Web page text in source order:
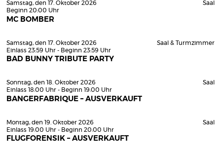
Samstag, den 17. Oktober 2026
Beginn 20:00 Uhr
MC BOMBER
Saal
Samstag, den 17. Oktober 2026
Einlass 23:59 Uhr - Beginn 23:59 Uhr
BAD BUNNY TRIBUTE PARTY
Saal & Turmzimmer
Sonntag, den 18. Oktober 2026
Einlass 18:00 Uhr - Beginn 19:00 Uhr
BANGERFABRIQUE – AUSVERKAUFT
Saal
Montag, den 19. Oktober 2026
Einlass 19:00 Uhr - Beginn 20:00 Uhr
FLUGFORENSIK – AUSVERKAUFT
Saal